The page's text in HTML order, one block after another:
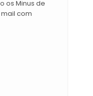
os Minus de
com